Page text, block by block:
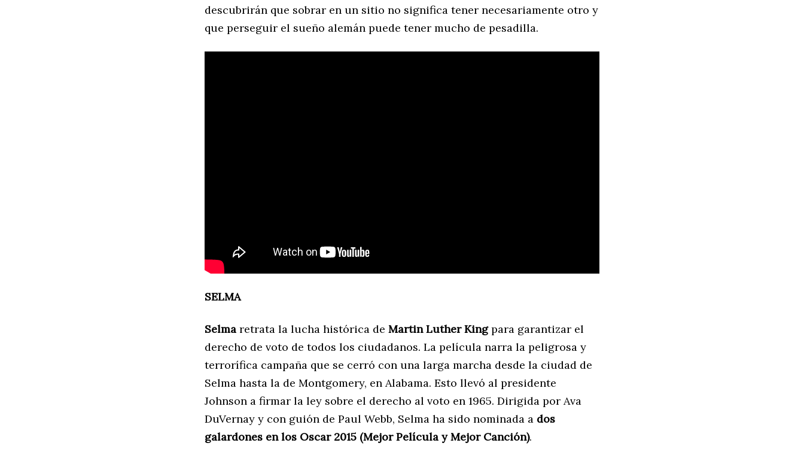
descubrirán que sobrar en un sitio no significa tener necesariamente otro y
que perseguir el sueño alemán puede tener mucho de pesadilla.
SELMA
Selma retrata la lucha histórica de Martin Luther Kingpara garantizar el
derecho de voto de todos los ciudadanos. La película narra la peligrosa y
terrorífica campaña que se cerró con una larga marcha desde la ciudad de
Selma hasta la de Montgomery, en Alabama. Esto llevó al presidente
Johnson a firmar la ley sobre el derecho al voto en 1965. Dirigida por Ava
DuVernay y con guión de Paul Webb, Selma ha sido nominada a dos
galardones en los Oscar 2015 (Mejor Película y Mejor Canción).